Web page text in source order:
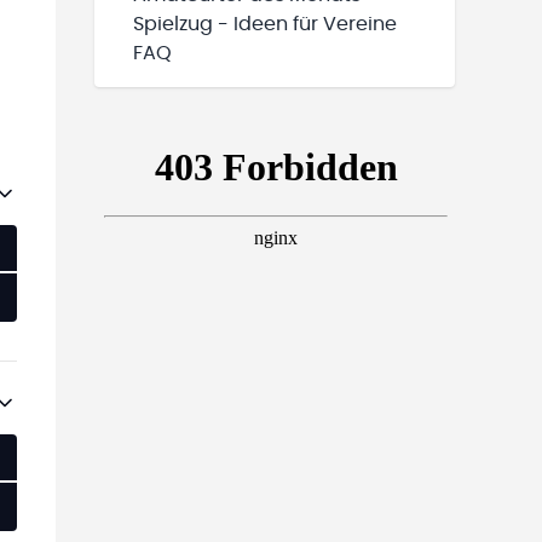
Spielzug - Ideen für Vereine
FAQ